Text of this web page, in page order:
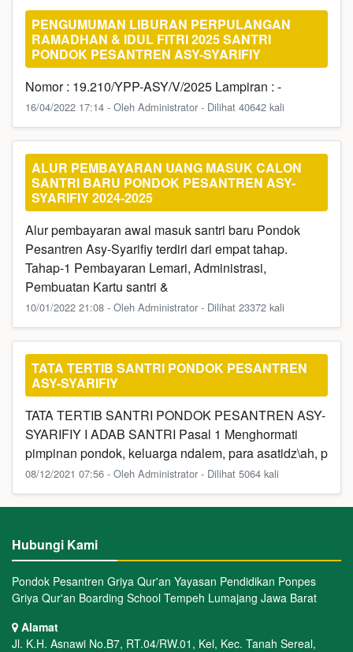
PENGUMUMAN LIBURAN PERPULANGAN
RAMADHAN & IDUL FITRI 2025 SANTRI
PONDOK PESANTREN ASY-SYARIFIY
Nomor : 19.210/YPP-ASY/V/2025 Lampiran : -
16/04/2022 17:14 - Oleh Administrator - Dilihat 40642 kali
ALUR PEMBAYARAN UANG MASUK CALON
SANTRI BARU PONDOK PESANTREN ASY-
SYARIFIY 2024-2025
Alur pembayaran awal masuk santri baru Pondok
Pesantren Asy-Syarifiy terdiri dari empat tahap.
Tahap-1 Pembayaran Lemari, Administrasi,
Pembuatan Kartu santri &
10/01/2022 21:08 - Oleh Administrator - Dilihat 23372 kali
TATA TERTIB SANTRI PONDOK PESANTREN
ASY-SYARIFIY
TATA TERTIB SANTRI PONDOK PESANTREN ASY-
SYARIFIY I ADAB SANTRI Pasal 1 Menghormati
pimpinan pondok, keluarga ndalem, para asatidz\ah, p
08/12/2021 07:56 - Oleh Administrator - Dilihat 5064 kali
Hubungi Kami
Pondok Pesantren Griya Qur'an Yayasan Pendidikan Ponpes
Griya Qur'an Boarding School Tempeh Lumajang Jawa Barat
Alamat
Jl. K.H. Asnawi No.B7, RT.04/RW.01, Kel, Kec. Tanah Sereal,